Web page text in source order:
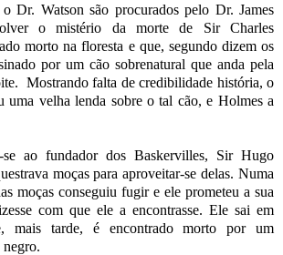
Dr. Watson são procurados pelo Dr. James
o mistério da morte de Sir Charles
morto na floresta e que, segundo dizem os
por um cão sobrenatural que anda pela
Mostrando falta de credibilidade história, o
uma velha lenda sobre o tal cão, e Holmes a
ao fundador dos Baskervilles, Sir Hugo
moças para aproveitar-se delas. Numa
moças conseguiu fugir e ele prometeu a sua
com que ele a encontrasse. Ele sai em
mais tarde, é encontrado morto por um